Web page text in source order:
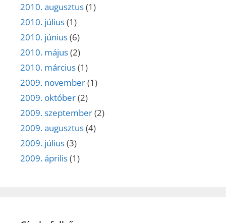
2010. augusztus(1)
2010. július(1)
2010. június(6)
2010. május(2)
2010. március(1)
2009. november(1)
2009. október(2)
2009. szeptember(2)
2009. augusztus(4)
2009. július(3)
2009. április(1)